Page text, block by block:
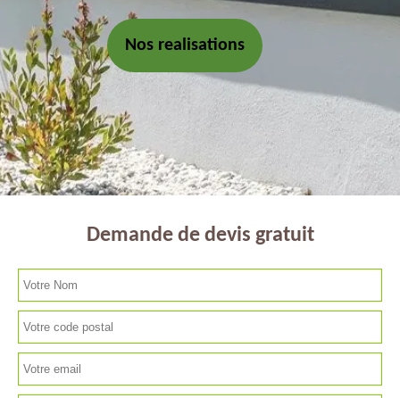
Nos realisations
Demande de devis gratuit